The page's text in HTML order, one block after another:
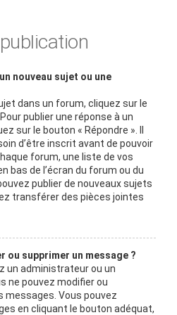
nouveau sujet ou une
dans un forum, cliquez sur le
publier une réponse à un
sur le bouton « Répondre ». Il
d’être inscrit avant de pouvoir
forum, une liste de vos
bas de l’écran du forum ou du
publier de nouveaux sujets
transférer des pièces jointes
ou supprimer un message ?
un administrateur ou un
ne pouvez modifier ou
messages. Vous pouvez
en cliquant le bouton adéquat,